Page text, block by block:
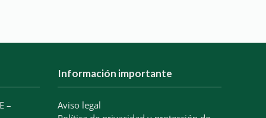
–
Información importante
Aviso legal